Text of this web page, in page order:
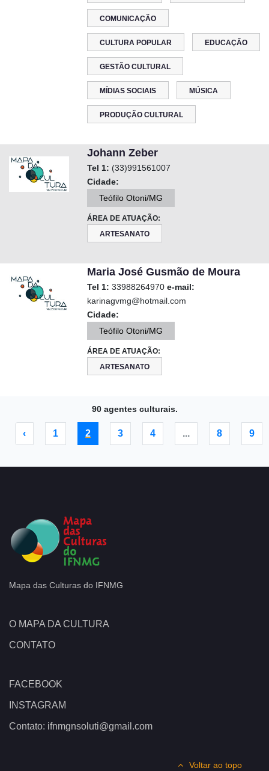
COMUNICAÇÃO
CULTURA POPULAR EDUCAÇÃO
GESTÃO CULTURAL
MÍDIAS SOCIAIS MÚSICA
PRODUÇÃO CULTURAL
Johann Zeber
Tel 1: (33)991561007
Cidade:
Teófilo Otoni/MG
ÁREA DE ATUAÇÃO:
ARTESANATO
Maria José Gusmão de Moura
Tel 1: 33988264970 e-mail:
karinagvmg@hotmail.com
Cidade:
Teófilo Otoni/MG
ÁREA DE ATUAÇÃO:
ARTESANATO
90 agentes culturais.
‹ 1 2 3 4 ... 8 9
Mapa das Culturas do IFNMG
O MAPA DA CULTURA
CONTATO
FACEBOOK
INSTAGRAM
Contato: ifnmgnsoluti@gmail.com
Voltar ao topo